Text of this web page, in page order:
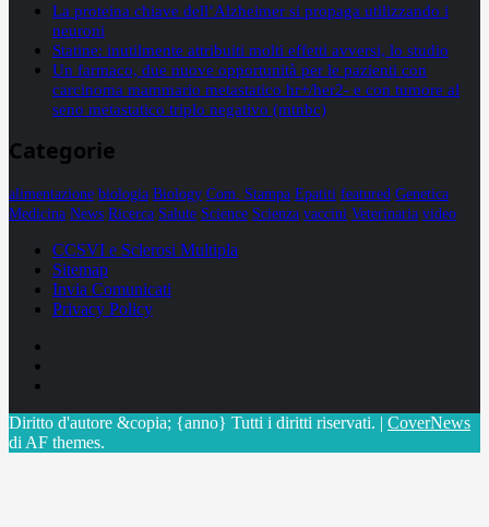
La proteina chiave dell’Alzheimer si propaga utilizzando i
neuroni
Statine: inutilmente attribuiti molti effetti avversi, lo studio
Un farmaco, due nuove opportunità per le pazienti con
carcinoma mammario metastatico hr+/her2- e con tumore al
seno metastatico triplo negativo (mtnbc)
Categorie
alimentazione biologia Biology Com. Stampa Epatiti featured Genetica
Medicina News Ricerca Salute Science Scienza vaccini Veterinaria video
CCSVI e Sclerosi Multipla
Sitemap
Invia Comunicati
Privacy Policy
Diritto d'autore &copia; {anno} Tutti i diritti riservati. | CoverNews
di AF themes.